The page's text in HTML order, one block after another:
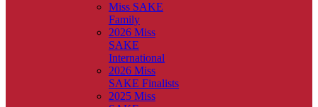
Miss SAKE
Family
2026 Miss
SAKE
International
2026 Miss
SAKE Finalists
2025 Miss